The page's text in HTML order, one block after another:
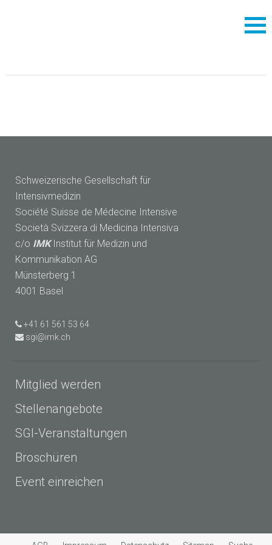
Schweizerische Gesellschaft für
Intensivmedizin
Société Suisse de Médecine Intensive
Società Svizzera di Medicina Intensiva
c/o IMKInstitut für Medizin und
Kommunikation AG
Münsterberg 1
4001 Basel
+41 61 561 53 64
sgi@imk.ch
Mitglied werden
Stellenangebote
SGI-Veranstaltungen
Broschüren
Event einreichen